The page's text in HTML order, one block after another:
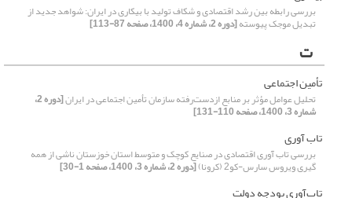
بررسی رابطه بین رشد اقتصادی و شکاف تولید با بیکاری در ایران: شواهد جدید از
تبدیل موجک پیوسته[دوره 2، شماره 4، 1400، صفحه 87-113]
ت
تأمین اجتماعی
تحلیل عوامل مؤثر بر منابع ازدست‌رفته سازمان تأمین اجتماعی در ایران [دوره 2،
شماره 3، 1400، صفحه 110-131]
تاب آوری
بررسی تاب آوری اقتصادی در صنایع کوچک و متوسط استان خوزستان ناشی از همه
گیری ویروس سارس-کو2 (کرونا) [دوره 2، شماره 3، 1400، صفحه 1-30]
تاب‌آوری بودجه دولت